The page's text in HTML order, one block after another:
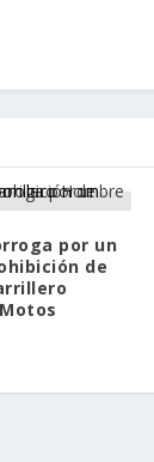
por un
de